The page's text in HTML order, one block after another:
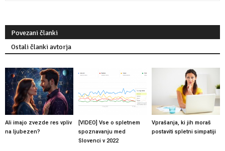
Povezani članki
Ostali članki avtorja
Ali imajo zvezde res vpliv
na ljubezen?
[VIDEO] Vse o spletnem
spoznavanju med
Slovenci v 2022
Vprašanja, ki jih moraš
postaviti spletni simpatiji